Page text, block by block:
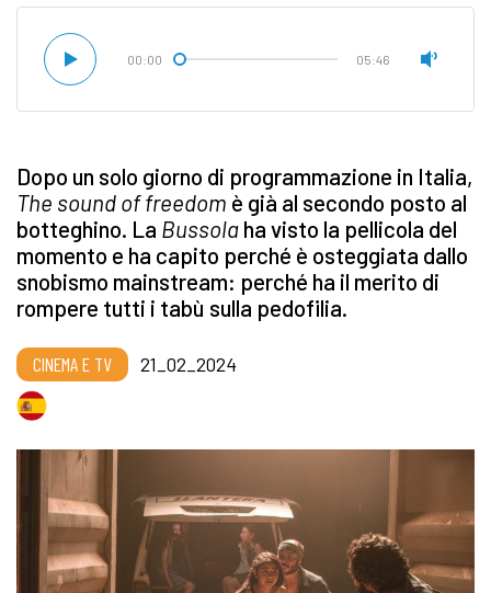
00:00 05:46
Dopo un solo giorno di programmazione in Italia,
The sound of freedom è già al secondo posto al
botteghino. La Bussola ha visto la pellicola del
momento e ha capito perché è osteggiata dallo
snobismo mainstream: perché ha il merito di
rompere tutti i tabù sulla pedofilia.
CINEMA E TV 21_02_2024